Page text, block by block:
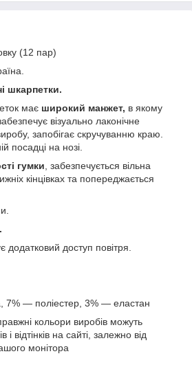
(12 пар)
шкарпетки.
має широкий манжет, в якому
забезпечує візуально лаконічне
запобігає скручуванню краю.
посадці на нозі.
гумки , забезпечується вільна
кінцівках та попереджається
додатковий доступ повітря.
7% — поліестер, 3% — еластан
кольори виробів можуть
і відтінків на сайті, залежно від
монітора